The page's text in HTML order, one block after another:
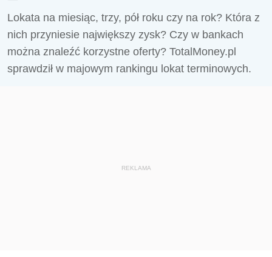
Lokata na miesiąc, trzy, pół roku czy na rok? Która z
nich przyniesie największy zysk? Czy w bankach
można znaleźć korzystne oferty? TotalMoney.pl
sprawdził w majowym rankingu lokat terminowych.
REKLAMA